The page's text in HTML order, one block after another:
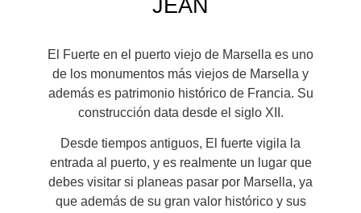
JEAN
El Fuerte en el puerto viejo de Marsella es uno
de los monumentos más viejos de Marsella y
además es patrimonio histórico de Francia. Su
construcción data desde el siglo XII.
Desde tiempos antiguos, El fuerte vigila la
entrada al puerto, y es realmente un lugar que
debes visitar si planeas pasar por Marsella, ya
que además de su gran valor histórico y sus